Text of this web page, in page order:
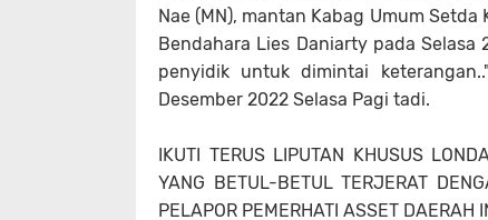
Nae (MN), mantan Kabag Umum
Bendahara Lies Daniarty pada
penyidik untuk dimintai
Desember 2022 Selasa Pagi tadi.
IKUTI TERUS LIPUTAN KHUSUS
YANG BETUL-BETUL TERJERAT
PELAPOR PEMERHATI ASSET DAERAH